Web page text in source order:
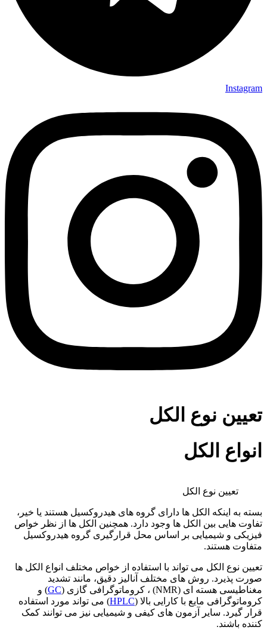
Instagram
تعیین نوع الکل
انواع الکل
تعیین نوع الکل
بسته به اینکه الکل ها دارای گروه های هیدروکسیل هستند یا خیر،
تفاوت هایی بین الکل ها وجود دارد. همچنین الکل ها از نظر خواص
فیزیکی و شیمیایی بر اساس محل قرارگیری گروه هیدروکسیل
متفاوت هستند.
تعیین نوع الکل می تواند با استفاده از خواص مختلف انواع الکل ها
صورت پذیرد. روش های مختلف آنالیز دقیق، مانند تشدید
مغناطیسی هسته ای (NMR) ، کروماتوگرافی گازی (
GC) و
کروماتوگرافی مایع با کارایی بالا (HPLC) می تواند مورد استفاده
قرار گیرد. سایر آزمون های کیفی و شیمیایی نیز می توانند کمک
کننده باشند.